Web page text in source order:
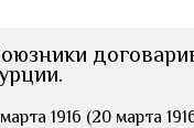
1916 (20 марта